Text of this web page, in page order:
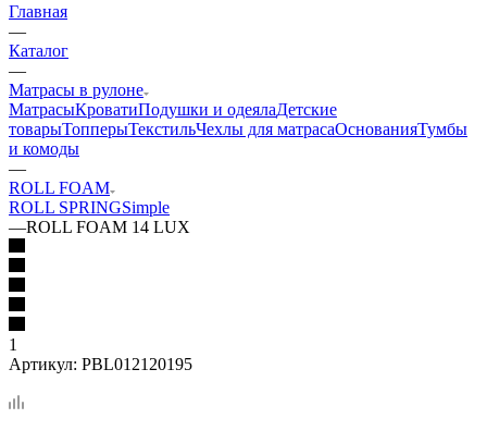
Главная
—
Каталог
—
Матрасы в рулоне
МатрасыКроватиПодушки и одеялаДетские
товарыТопперыТекстильЧехлы для матрасаОснованияТумбы
и комоды
—
ROLL FOAM
ROLL SPRINGSimple
—ROLL FOAM 14 LUX
1
Артикул: PBL012120195